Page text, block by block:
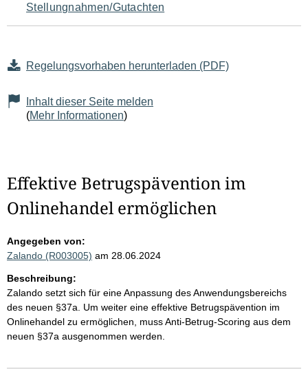
Stellungnahmen/Gutachten
Regelungsvorhaben herunterladen (PDF)
Inhalt dieser Seite melden
(Mehr Informationen)
Effektive Betrugspävention im
Onlinehandel ermöglichen
Angegeben von:
Zalando (R003005) am 28.06.2024
Beschreibung:
Zalando setzt sich für eine Anpassung des Anwendungsbereichs
des neuen §37a. Um weiter eine effektive Betrugspävention im
Onlinehandel zu ermöglichen, muss Anti-Betrug-Scoring aus dem
neuen §37a ausgenommen werden.